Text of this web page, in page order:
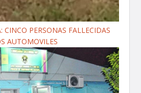
CINCO PERSONAS FALLECIDAS
AUTOMOVILES